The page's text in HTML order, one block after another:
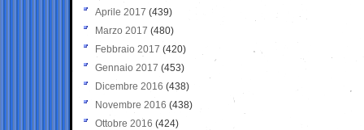
Aprile 2017 (439)
Marzo 2017 (480)
Febbraio 2017 (420)
Gennaio 2017 (453)
Dicembre 2016 (438)
Novembre 2016 (438)
Ottobre 2016 (424)